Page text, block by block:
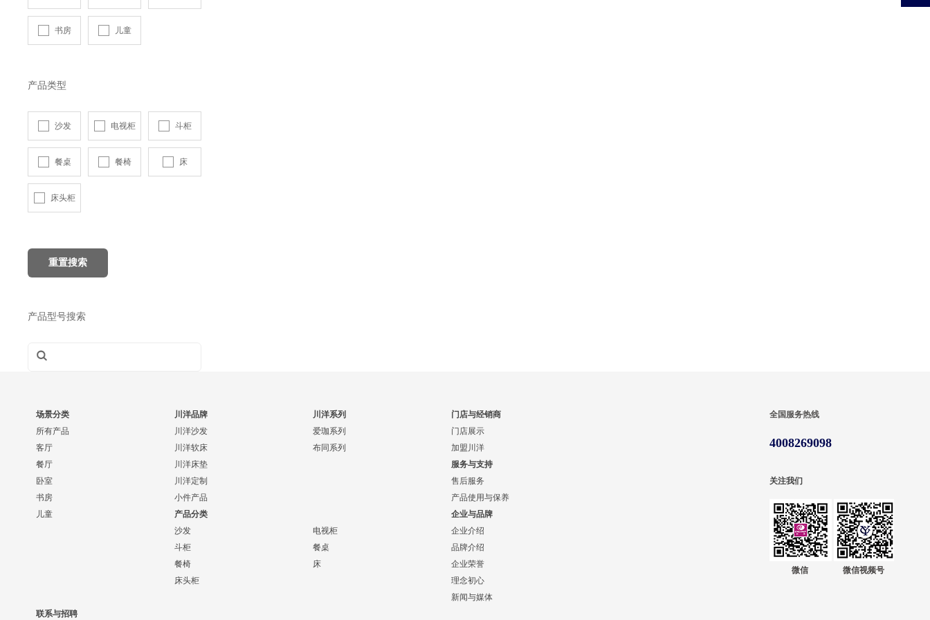
书房 儿童
产品类型
沙发 电视柜 斗柜
餐桌 餐椅 床
床头柜
重置搜索
产品型号搜索
场景分类
所有产品
客厅
餐厅
卧室
书房
儿童
川洋品牌
川洋沙发
川洋软床
川洋床垫
川洋定制
小件产品
川洋系列
爱珈系列
布同系列
门店与经销商
门店展示
加盟川洋
服务与支持
售后服务
产品使用与保养
产品分类
沙发
电视柜
斗柜
餐桌
餐椅
床
床头柜
企业与品牌
企业介绍
品牌介绍
企业荣誉
理念初心
新闻与媒体
联系与招聘
全国服务热线
4008269098
关注我们
微信 微信视频号